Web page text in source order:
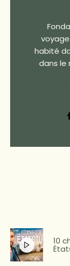
habité
dans le
10